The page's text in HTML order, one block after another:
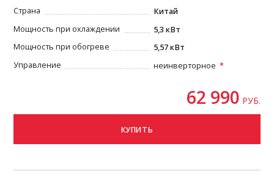
Страна
Китай
Мощность при охлаждении
5,3 кВт
Мощность при обогреве
5,57 кВт
Управление
неинверторное
62 990 РУБ.
КУПИТЬ